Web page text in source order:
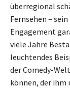
überregional
Fernsehen –
Engagement
viele Jahre
leuchtendes
der Comedy-
können, der ihm